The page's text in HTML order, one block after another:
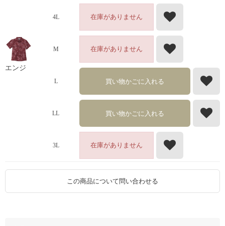
4L 在庫がありません
エンジ
M 在庫がありません
L 買い物かごに入れる
LL 買い物かごに入れる
3L 在庫がありません
この商品について問い合わせる